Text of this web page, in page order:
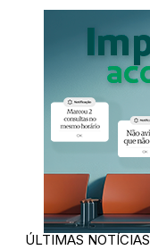
ÚLTIMAS NOTÍCIAS